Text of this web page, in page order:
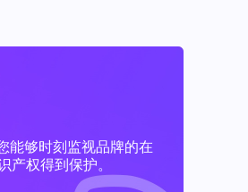
能够时刻监视品牌的在
产权得到保护。